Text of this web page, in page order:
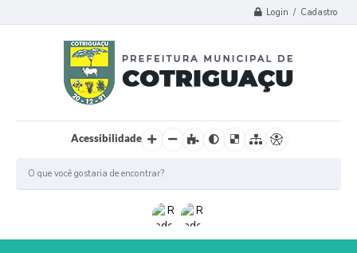
Login / Cadastro
Acessibilidade